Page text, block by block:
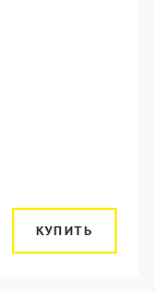
КУПИТЬ